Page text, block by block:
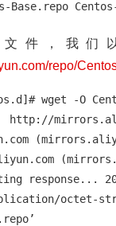
Base.repo
件，我们
repo/
wget -O
http://
response...
octet-